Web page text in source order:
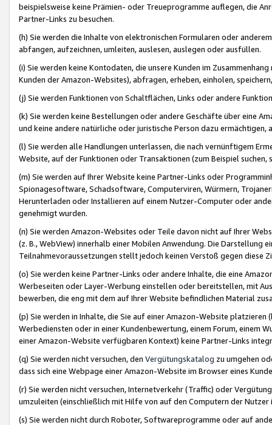
beispielsweise keine Prämien- oder Treueprogramme auflegen, die
Partner-Links zu besuchen.
(h) Sie werden die Inhalte von elektronischen Formularen oder
abfangen, aufzeichnen, umleiten, auslesen, auslegen oder ausfüllen.
(i) Sie werden keine Kontodaten, die unsere Kunden im
Kunden der Amazon-Websites), abfragen, erheben, einholen,
(j) Sie werden Funktionen von Schaltflächen, Links oder andere
(k) Sie werden keine Bestellungen oder andere Geschäfte über eine
und keine andere natürliche oder juristische Person dazu
(l) Sie werden alle Handlungen unterlassen, die nach vernünftigem
Website, auf der Funktionen oder Transaktionen (zum Beispiel
(m) Sie werden auf Ihrer Website keine Partner-Links oder
Spionagesoftware, Schadsoftware, Computerviren, Würmern,
Herunterladen oder Installieren auf einem Nutzer-Computer oder
genehmigt wurden.
(n) Sie werden Amazon-Websites oder Teile davon nicht auf Ihrer
(z. B., WebView) innerhalb einer Mobilen Anwendung. Die Darstellung
Teilnahmevoraussetzungen stellt jedoch keinen Verstoß gegen diese
(o) Sie werden keine Partner-Links oder andere Inhalte, die eine
Werbeseiten oder Layer-Werbung einstellen oder bereitstellen, mit
bewerben, die eng mit dem auf Ihrer Website befindlichen Material
(p) Sie werden in Inhalte, die Sie auf einer Amazon-Website
Werbediensten oder in einer Kundenbewertung, einem Forum, einem
einer Amazon-Website verfügbaren Kontext) keine Partner-Links
(q) Sie werden nicht versuchen, den Vergütungskatalog zu umgehen
dass sich eine Webpage einer Amazon-Website im Browser eines
(r) Sie werden nicht versuchen, Internetverkehr (Traffic) oder
umzuleiten (einschließlich mit Hilfe von auf den Computern der
(s) Sie werden nicht durch Roboter, Softwareprogramme oder auf